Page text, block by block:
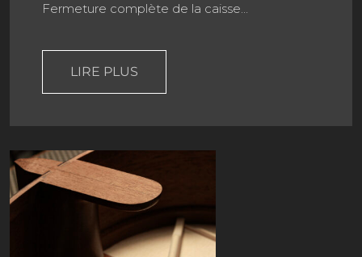
Fermeture complète de la caisse…
LIRE PLUS